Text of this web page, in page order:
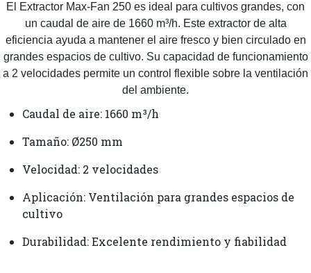
El Extractor Max-Fan 250 es ideal para cultivos grandes, con
un caudal de aire de 1660 m³/h. Este extractor de alta
eficiencia ayuda a mantener el aire fresco y bien circulado en
grandes espacios de cultivo. Su capacidad de funcionamiento
a 2 velocidades permite un control flexible sobre la ventilación
del ambiente.
Caudal de aire: 1660 m³/h
Tamaño: Ø250 mm
Velocidad: 2 velocidades
Aplicación: Ventilación para grandes espacios de
cultivo
Durabilidad: Excelente rendimiento y fiabilidad